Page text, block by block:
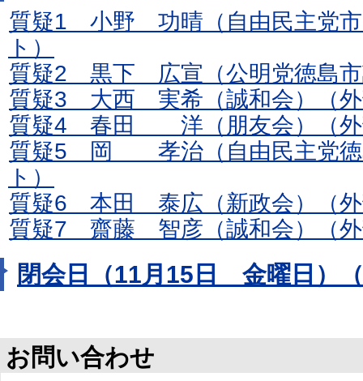
質疑1 小野 功晴（自由民主党市
ト）
質疑2 黒下 広宣（公明党徳島市
質疑3 大西 実希（誠和会）（外
質疑4 春田 洋（朋友会）（外
質疑5 岡 孝治（自由民主党徳
ト）
質疑6 本田 泰広（新政会）（外
質疑7 齋藤 智彦（誠和会）（外
閉会日（11月15日 金曜日）
お問い合わせ